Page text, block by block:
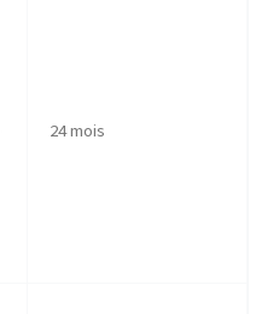
24 mois